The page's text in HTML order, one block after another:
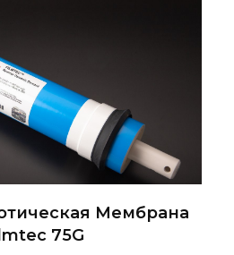
Мембрана
75G